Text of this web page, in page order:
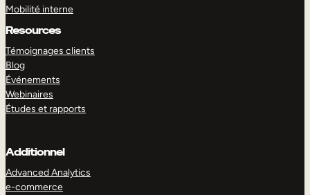
Mobilité interne
Resources
Témoignages clients
Blog
Événements
Webinaires
Études et rapports
Additionnel
Advanced Analytics
e-commerce